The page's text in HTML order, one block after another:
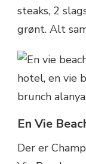
steaks, 2
grønt. Alt
En Vie
Der er